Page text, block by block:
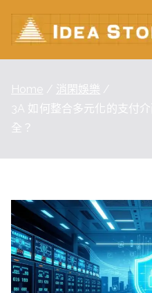
content
Home
消閑娛樂
3A 如何整合多元化的支付
全？